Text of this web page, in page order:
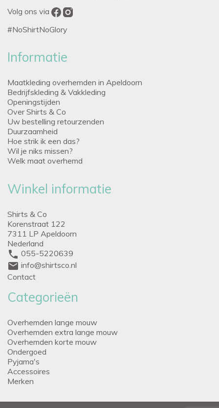
Volg ons via
#NoShirtNoGlory
Informatie
Maatkleding overhemden in Apeldoorn
Bedrijfskleding & Vakkleding
Openingstijden
Over Shirts & Co
Uw bestelling retourzenden
Duurzaamheid
Hoe strik ik een das?
Wil je niks missen?
Welk maat overhemd
Winkel informatie
Shirts & Co
Korenstraat 122
7311 LP Apeldoorn
Nederland
phone 055-5220639
mail info@shirtsco.nl
Contact
Categorieën
Overhemden lange mouw
Overhemden extra lange mouw
Overhemden korte mouw
Ondergoed
Pyjama's
Accessoires
Merken